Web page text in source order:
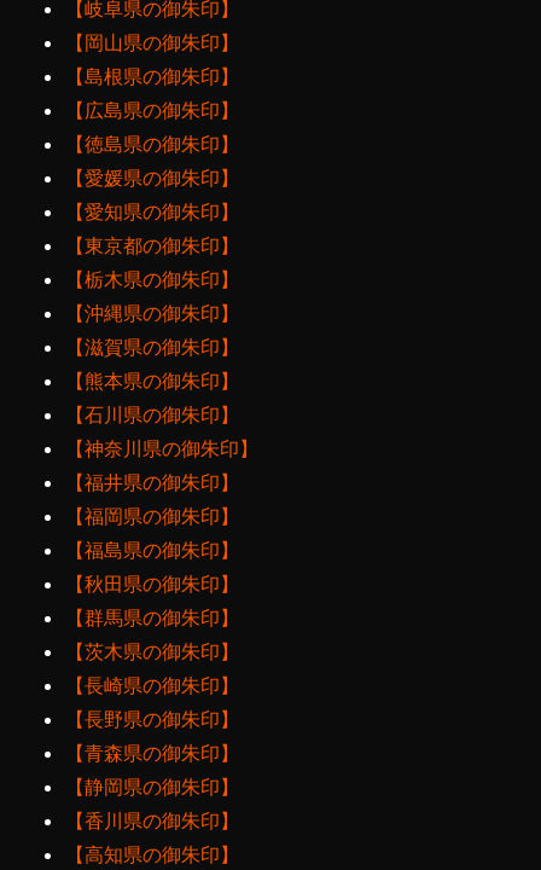
【岐阜県の御朱印】
【岡山県の御朱印】
【島根県の御朱印】
【広島県の御朱印】
【徳島県の御朱印】
【愛媛県の御朱印】
【愛知県の御朱印】
【東京都の御朱印】
【栃木県の御朱印】
【沖縄県の御朱印】
【滋賀県の御朱印】
【熊本県の御朱印】
【石川県の御朱印】
【神奈川県の御朱印】
【福井県の御朱印】
【福岡県の御朱印】
【福島県の御朱印】
【秋田県の御朱印】
【群馬県の御朱印】
【茨木県の御朱印】
【長崎県の御朱印】
【長野県の御朱印】
【青森県の御朱印】
【静岡県の御朱印】
【香川県の御朱印】
【高知県の御朱印】